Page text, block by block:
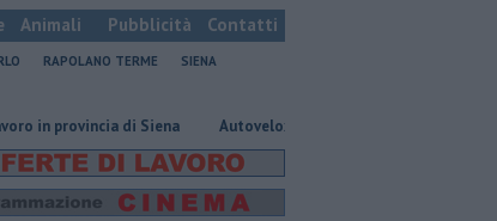
Animali Pubblicità Contatti
RAPOLANO TERME
SIENA
di Siena Autovelox, se la banchina è stretta la multa è nulla